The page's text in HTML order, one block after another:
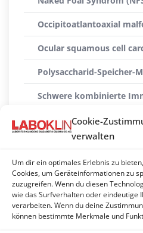
Cookie-
verwalten
Um dir ein optimales Erlebnis zu
Cookies, um Geräteinformationen zu
zuzugreifen. Wenn du diesen
wie das Surfverhalten oder eindeutige
verarbeiten. Wenn du deine
können bestimmte Merkmale und
Occipitoatlantoaxial
Ocular squamous cell
Polysaccharid-Speicher-
Schwere kombinierte
Skelettatavismus (SA)*
Tödlicher weißer
Warmblood fragile foal
Zwergwuchs
Zwergwuchs (ACAN,